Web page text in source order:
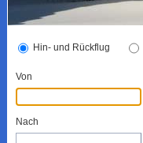
Hin- und Rückflug
Von
Nach